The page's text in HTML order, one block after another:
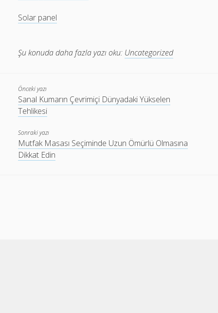
Solar panel
Şu konuda daha fazla yazı oku: Uncategorized
Önceki yazı
Sanal Kumarın Çevrimiçi Dünyadaki Yükselen
Tehlikesi
Sonraki yazı
Mutfak Masası Seçiminde Uzun Ömürlü Olmasına
Dikkat Edin